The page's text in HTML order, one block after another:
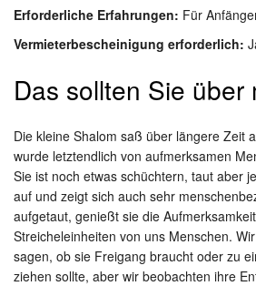
Erforderliche Erfahrungen: Für
Vermieterbescheinigung erforderlich:
Das sollten Sie über
Die kleine Shalom saß über längere Zeit
wurde letztendlich von aufmerksamen
Sie ist noch etwas schüchtern, taut aber
auf und zeigt sich auch sehr
aufgetaut, genießt sie die
Streicheleinheiten von uns Menschen.
sagen, ob sie Freigang braucht oder zu
ziehen sollte, aber wir beobachten ihre